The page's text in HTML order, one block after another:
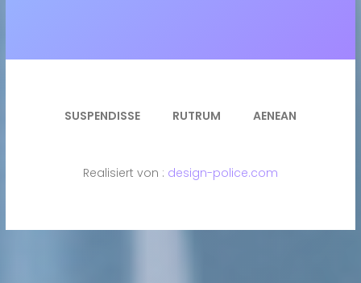
SUSPENDISSE RUTRUM AENEAN
Realisiert von : design-police.com